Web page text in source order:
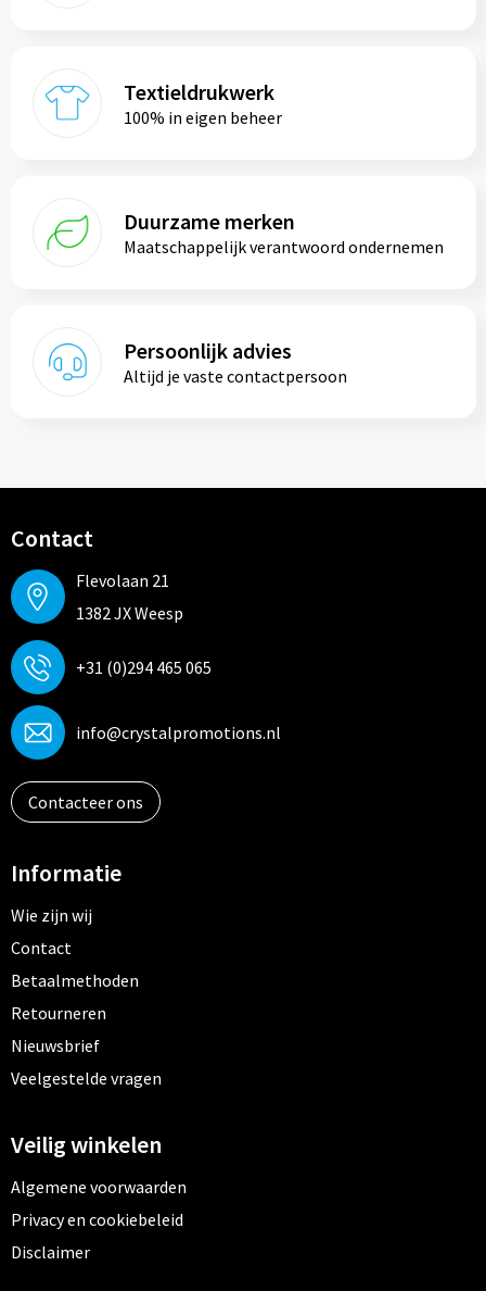
Textieldrukwerk
100% in eigen beheer
Duurzame merken
Maatschappelijk verantwoord ondernemen
Persoonlijk advies
Altijd je vaste contactpersoon
Contact
Flevolaan 21
1382 JX Weesp
+31 (0)294 465 065
info@crystalpromotions.nl
Contacteer ons
Informatie
Wie zijn wij
Contact
Betaalmethoden
Retourneren
Nieuwsbrief
Veelgestelde vragen
Veilig winkelen
Algemene voorwaarden
Privacy en cookiebeleid
Disclaimer